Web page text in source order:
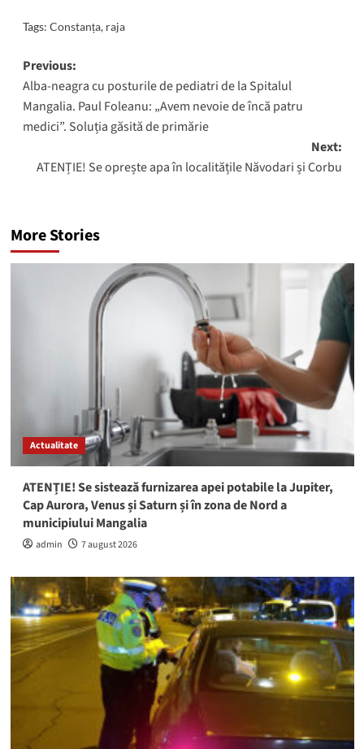
Tags: Constanța, raja
Post
navigation
Previous:
Alba-neagra cu posturile de pediatri de la Spitalul
Mangalia. Paul Foleanu: „Avem nevoie de încă patru
medici”. Soluția găsită de primărie
Next:
ATENȚIE! Se oprește apa în localitățile Năvodari și Corbu
More Stories
Actualitate
ATENȚIE! Se sistează furnizarea apei potabile la Jupiter,
Cap Aurora, Venus și Saturn și în zona de Nord a
municipiului Mangalia
admin 7 august 2026